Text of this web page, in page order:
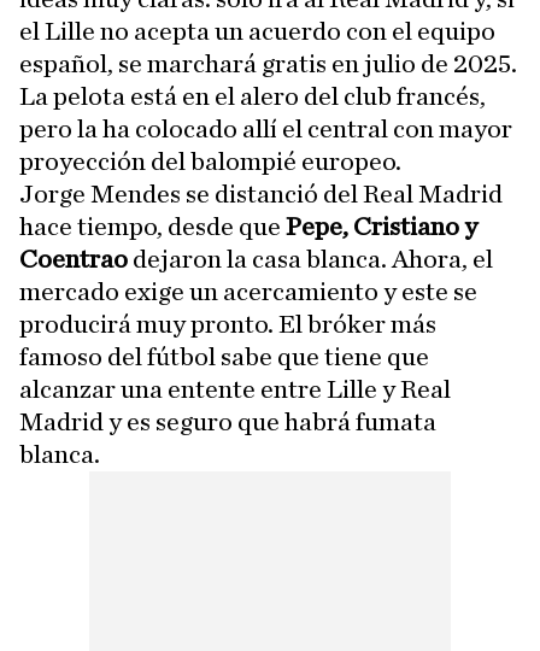
el Lille no acepta un acuerdo con el equipo
español, se marchará gratis en julio de 2025.
La pelota está en el alero del club francés,
pero la ha colocado allí el central con mayor
proyección del balompié europeo.
Jorge Mendes se distanció del Real Madrid
hace tiempo, desde que Pepe, Cristiano y
Coentrao dejaron la casa blanca. Ahora, el
mercado exige un acercamiento y este se
producirá muy pronto. El bróker más
famoso del fútbol sabe que tiene que
alcanzar una entente entre Lille y Real
Madrid y es seguro que habrá fumata
blanca.